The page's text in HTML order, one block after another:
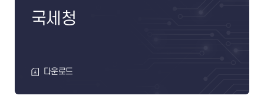
국세청
다운로드